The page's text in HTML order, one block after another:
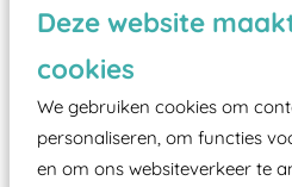
Deze website
cookies
We gebruiken cookies om
personaliseren, om functies
en om ons websiteverkeer te
valondergrond onder
zoals kunstgras, rubber
Elk speeltoestel in de
moet zijn van een
certificering, uitgegeven